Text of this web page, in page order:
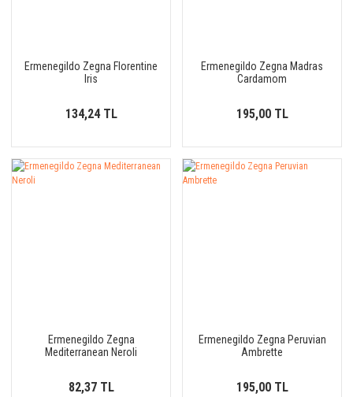
Ermenegildo Zegna Florentine
Iris
134,24 TL
Ermenegildo Zegna Madras
Cardamom
195,00 TL
Ermenegildo Zegna
Mediterranean Neroli
82,37 TL
Ermenegildo Zegna Peruvian
Ambrette
195,00 TL